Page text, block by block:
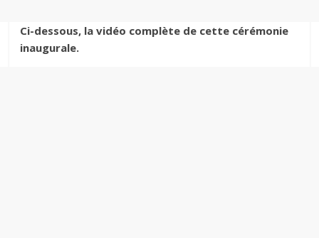
Ci-dessous, la vidéo complète de cette cérémonie
inaugurale.